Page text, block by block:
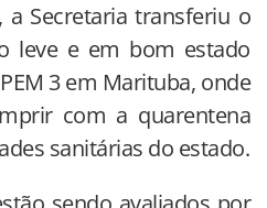
a Secretaria transferiu o
leve e em bom estado
3 em Marituba, onde
com a quarentena
sanitárias do estado.